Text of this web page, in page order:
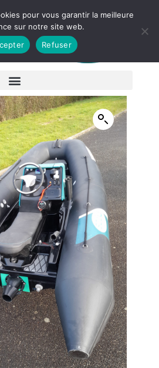
pour vous garantir la meilleure
sur notre site web.
Refuser